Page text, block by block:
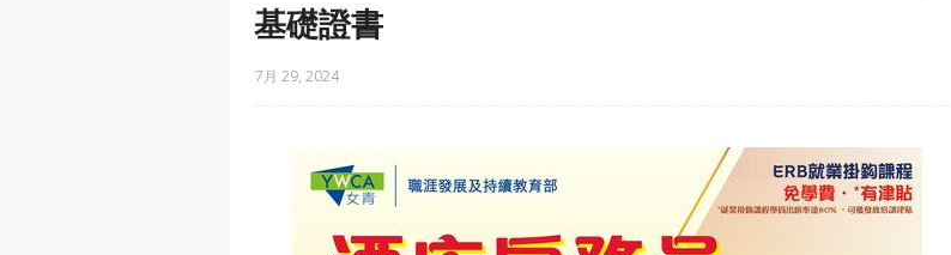
基礎證書
7月 29, 2024